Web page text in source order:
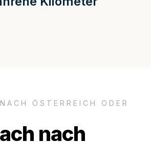
ÖSTERREICH ODER
nach